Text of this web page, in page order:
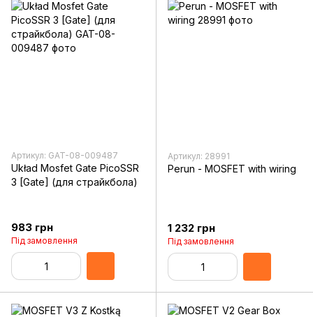
Артикул: GAT-08-009487
Układ Mosfet Gate PicoSSR
3 [Gate] (для страйкбола)
983 грн
Під замовлення
Артикул: 28991
Perun - MOSFET with wiring
1 232 грн
Під замовлення